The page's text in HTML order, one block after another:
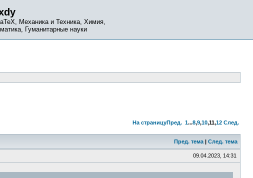
Механика и Техника, Химия,
Гуманитарные науки
На страницуПред. 1...8,9,10,11,12 След.
Пред. тема | След. тема
09.04.2023, 14:31